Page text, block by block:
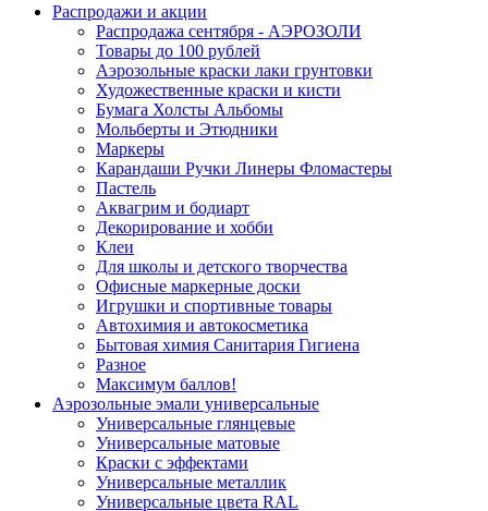
Распродажи и акции
Распродажа сентября - АЭРОЗОЛИ
Товары до 100 рублей
Аэрозольные краски лаки грунтовки
Художественные краски и кисти
Бумага Холсты Альбомы
Мольберты и Этюдники
Маркеры
Карандаши Ручки Линеры Фломастеры
Пастель
Аквагрим и бодиарт
Декорирование и хобби
Клеи
Для школы и детского творчества
Офисные маркерные доски
Игрушки и спортивные товары
Автохимия и автокосметика
Бытовая химия Санитария Гигиена
Разное
Максимум баллов!
Аэрозольные эмали универсальные
Универсальные глянцевые
Универсальные матовые
Краски с эффектами
Универсальные металлик
Универсальные цвета RAL